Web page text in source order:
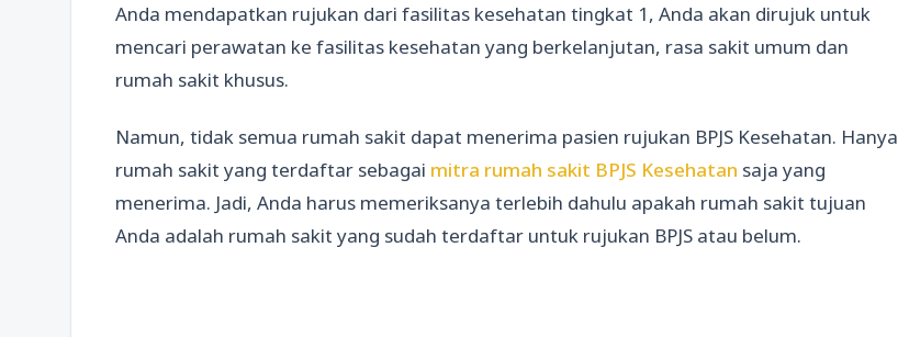
Anda mendapatkan rujukan dari fasilitas kesehatan tingkat 1, Anda akan dirujuk untuk
mencari perawatan ke fasilitas kesehatan yang berkelanjutan, rasa sakit umum dan
rumah sakit khusus.
Namun, tidak semua rumah sakit dapat menerima pasien rujukan BPJS Kesehatan. Hanya
rumah sakit yang terdaftar sebagai mitra rumah sakit BPJS Kesehatan saja yang
menerima. Jadi, Anda harus memeriksanya terlebih dahulu apakah rumah sakit tujuan
Anda adalah rumah sakit yang sudah terdaftar untuk rujukan BPJS atau belum.